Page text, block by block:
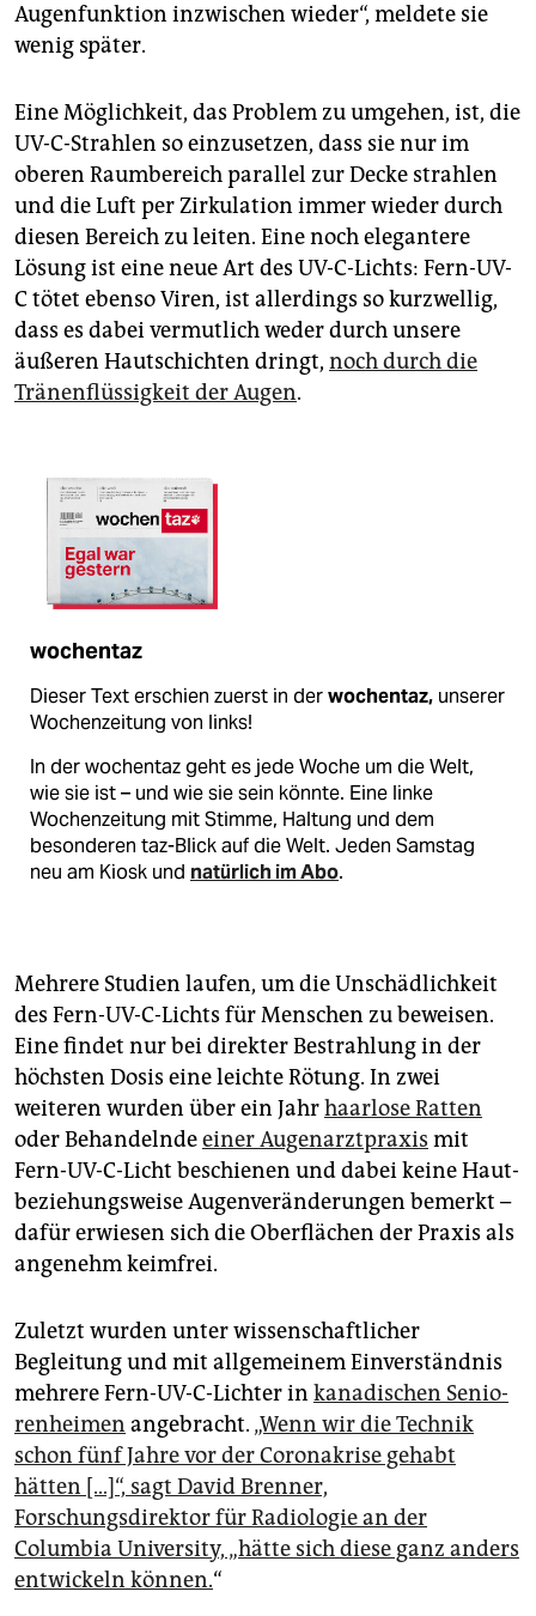
Augenfunktion inzwischen wieder“, meldete sie
wenig später.
Eine Möglichkeit, das Problem zu umgehen, ist, die
UV-C-Strahlen so einzusetzen, dass sie nur im
oberen Raumbereich parallel zur Decke strahlen
und die Luft per Zirkulation immer wieder durch
diesen Bereich zu leiten. Eine noch elegantere
Lösung ist eine neue Art des UV-C-Lichts: Fern-UV-
C tötet ebenso Viren, ist allerdings so kurzwellig,
dass es dabei vermutlich weder durch unsere
äußeren Hautschichten dringt, noch durch die
Tränenflüssigkeit der Augen.
wochentaz
Dieser Text erschien zuerst in derwochentaz, unserer
Wochenzeitung von links!
In der wochentaz geht es jede Woche um die Welt,
wie sie ist – und wie sie sein könnte. Eine linke
Wochenzeitung mit Stimme, Haltung und dem
besonderen taz-Blick auf die Welt. Jeden Samstag
neu am Kiosk und natürlich im Abo.
Mehrere Studien laufen, um die Unschädlichkeit
des Fern-UV-C-Lichts für Menschen zu beweisen.
Eine findet nur bei direkter Bestrahlung in der
höchsten Dosis eine leichte Rötung. In zwei
weiteren wurden über ein Jahrhaarlose Ratten
oder Behandelndeeiner Augenarztpraxis mit
Fern-UV-C-Licht beschienen und dabei keine Haut-
beziehungsweise Augenveränderungen bemerkt –
dafür erwiesen sich die Oberflächen der Praxis als
angenehm keimfrei.
Zuletzt wurden unter wissenschaftlicher
Begleitung und mit allgemeinem Einverständnis
mehrere Fern-UV-C-Lichter in kanadischen Senio­
ren­heimen angebracht. „Wenn wir die Technik
schon fünf Jahre vor der Coronakrise gehabt
hätten […]“, sagt David Brenner,
Forschungsdirektor für Radiologie an der
Columbia University, „hätte sich diese ganz anders
entwickeln können.“